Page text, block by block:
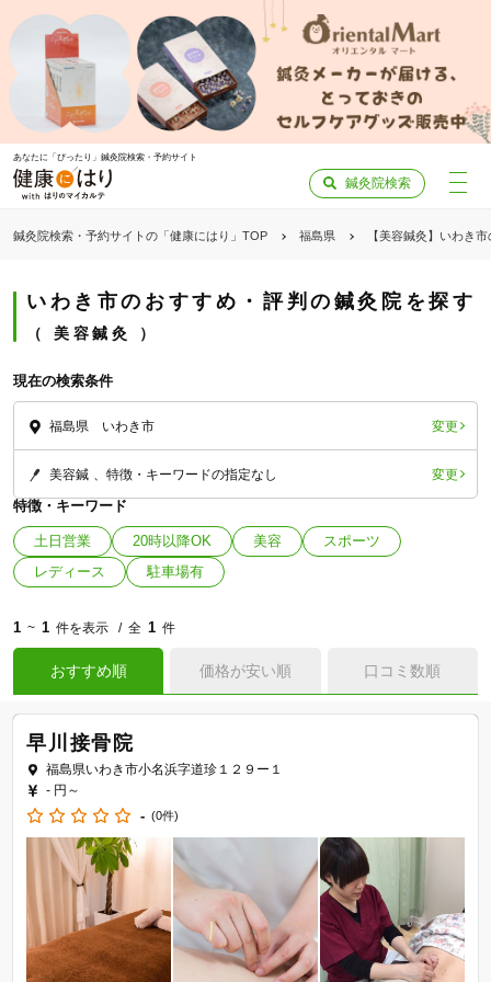
あなたに「ぴったり」鍼灸院検索・予約サイト
鍼灸院検索
鍼灸院検索・予約サイトの「健康にはり」TOP 福島県 【美容鍼灸】いわき
いわき市のおすすめ・評判の鍼灸院を探す
美容鍼灸
現在の検索条件
福島県 いわき市 変更
美容鍼 特徴・キーワードの指定なし 変更
特徴・キーワード
土日営業 20時以降OK 美容
スポーツ
レディース
駐車場有
1 ~ 1 件を表示 全 1 件
おすすめ順 価格が安い順 口コミ数順
早川接骨院
福島県いわき市小名浜字道珍１２９ー１
- 円～
- (0件)
「健康にはりを見た」